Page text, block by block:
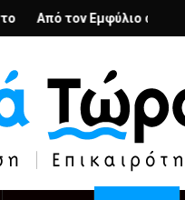
στην Καστοριά
Πόλωση: το ίδιο έργο,
KIFF 51: Η εικόνα μετά